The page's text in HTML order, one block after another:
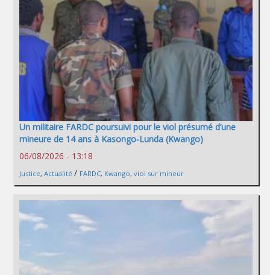
Un militaire FARDC poursuivi pour le viol présumé d’une
mineure de 14 ans à Kasongo-Lunda (Kwango)
06/08/2026 - 13:18
Justice, Actualité / FARDC, Kwango, viol sur mineur